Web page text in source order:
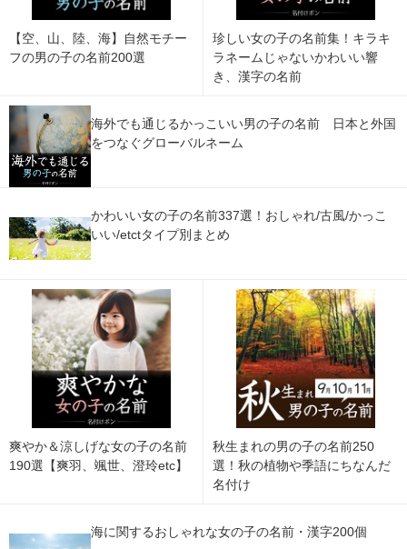
【空、山、陸、海】自然モチー
フの男の子の名前200選
珍しい女の子の名前集！キラキ
ラネームじゃないかわいい響
き、漢字の名前
海外でも通じるかっこいい男の子の名前 日本と外国
をつなぐグローバルネーム
かわいい女の子の名前337選！おしゃれ/古風/かっこ
いい/etctタイプ別まとめ
爽やか＆涼しげな女の子の名前
190選【爽羽、颯世、澄玲etc】
秋生まれの男の子の名前250
選！秋の植物や季語にちなんだ
名付け
海に関するおしゃれな女の子の名前・漢字200個